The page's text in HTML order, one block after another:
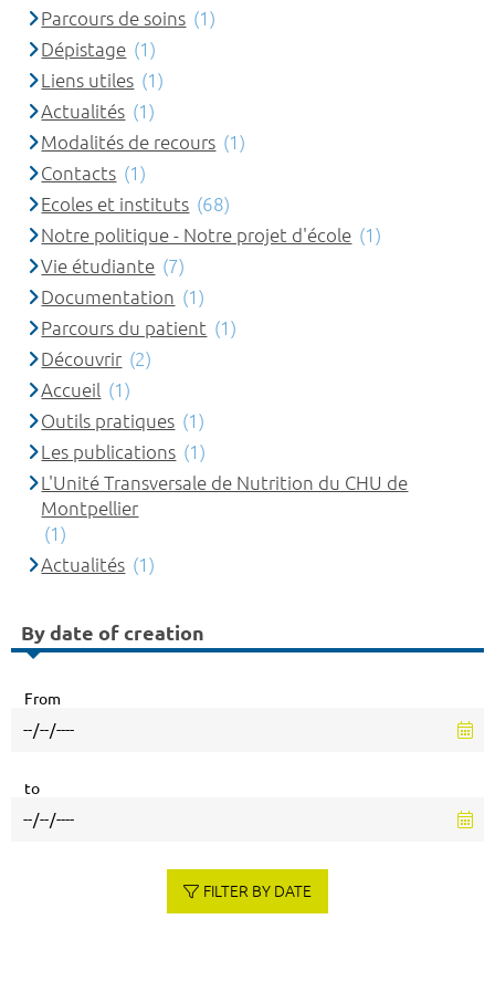
Parcours de soins (1)
Dépistage (1)
Liens utiles (1)
Actualités (1)
Modalités de recours (1)
Contacts (1)
Ecoles et instituts (68)
Notre politique - Notre projet d'école (1)
Vie étudiante (7)
Documentation (1)
Parcours du patient (1)
Découvrir (2)
Accueil (1)
Outils pratiques (1)
Les publications (1)
L'Unité Transversale de Nutrition du CHU de
Montpellier
(1)
Actualités (1)
By date of creation
From
to
FILTER BY DATE